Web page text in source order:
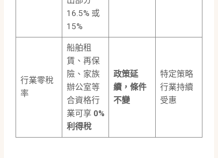
16.5% 或
15%
行業零稅
率
船舶租
賃、再保
險、家族
辦公室等
合資格行
業可享 0%
利得稅
政策延
續，條件
不變
特定策略
行業持續
受惠